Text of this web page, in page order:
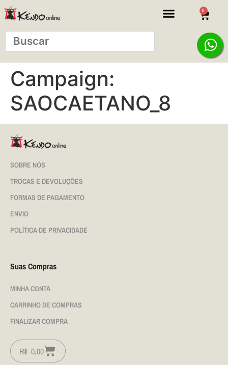
0
Campaign:
SAOCAETANO_8
SOBRE NÓS
TROCAS E DEVOLUÇÕES
FORMAS DE PAGAMENTO
ENVIO
POLÍTICA DE PRIVACIDADE
Suas Compras
MINHA CONTA
CARRINHO DE COMPRAS
FINALIZAR COMPRA
R$ 0,00